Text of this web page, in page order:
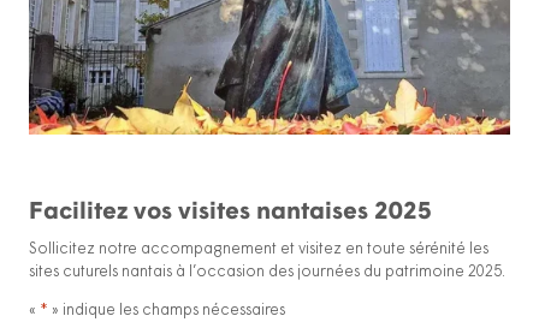
Facilitez vos visites nantaises 2025
Sollicitez notre accompagnement et visitez en toute sérénité les
sites cuturels nantais à l’occasion des journées du patrimoine 2025.
« * » indique les champs nécessaires